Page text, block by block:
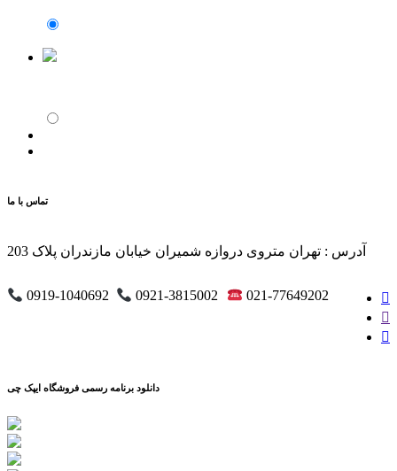
تماس با ما
آدرس : تهران متروی دروازه شمیران خیابان مازندران پلاک 203
0919-1040692 0921-3815002 021-77649202
دانلود برنامه رسمی فروشگاه ایپک چی